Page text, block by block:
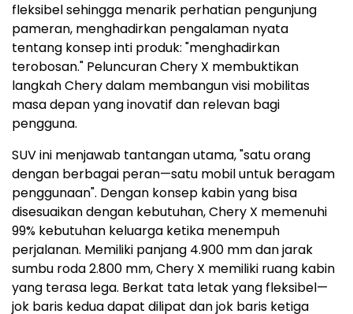
fleksibel sehingga menarik perhatian pengunjung
pameran, menghadirkan pengalaman nyata
tentang konsep inti produk: "menghadirkan
terobosan." Peluncuran Chery X membuktikan
langkah Chery dalam membangun visi mobilitas
masa depan yang inovatif dan relevan bagi
pengguna.
SUV ini menjawab tantangan utama, "satu orang
dengan berbagai peran—satu mobil untuk beragam
penggunaan". Dengan konsep kabin yang bisa
disesuaikan dengan kebutuhan, Chery X memenuhi
99% kebutuhan keluarga ketika menempuh
perjalanan. Memiliki panjang 4.900 mm dan jarak
sumbu roda 2.800 mm, Chery X memiliki ruang kabin
yang terasa lega. Berkat tata letak yang fleksibel—
jok baris kedua dapat dilipat dan jok baris ketiga